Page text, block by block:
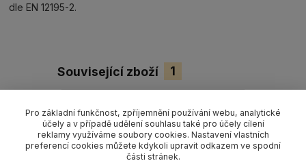
dle EN 12195-2.
Související zboží 1
Pro základní funkčnost, zpříjemnění používání webu, analytické
účely a v případě udělení souhlasu také pro účely cílení
reklamy využíváme soubory cookies. Nastavení vlastních
preferencí cookies můžete kdykoli upravit odkazem ve spodní
části stránek.